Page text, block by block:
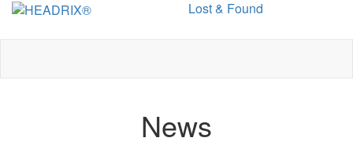
navigation
Lost & Found
News